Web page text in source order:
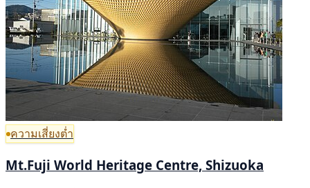
ความเสี่ยงต่ำ
Mt.Fuji World Heritage Centre, Shizuoka